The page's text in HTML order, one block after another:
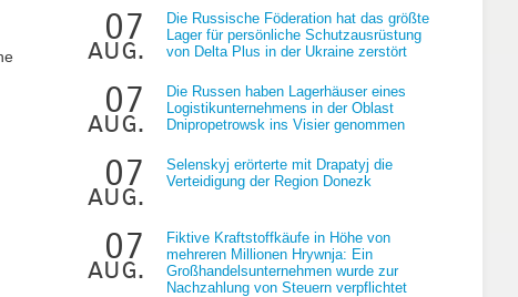
07
aug.
Die Russische Föderation hat das größte
Lager für persönliche Schutzausrüstung
von Delta Plus in der Ukraine zerstört
07
aug.
Die Russen haben Lagerhäuser eines
Logistikunternehmens in der Oblast
Dnipropetrowsk ins Visier genommen
07
aug.
Selenskyj erörterte mit Drapatyj die
Verteidigung der Region Donezk
07
aug.
Fiktive Kraftstoffkäufe in Höhe von
mehreren Millionen Hrywnja: Ein
Großhandelsunternehmen wurde zur
Nachzahlung von Steuern verpflichtet